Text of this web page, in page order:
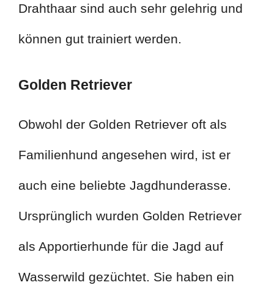
Drahthaar sind auch sehr gelehrig und
können gut trainiert werden.
Golden Retriever
Obwohl der Golden Retriever oft als
Familienhund angesehen wird, ist er
auch eine beliebte Jagdhunderasse.
Ursprünglich wurden Golden Retriever
als Apportierhunde für die Jagd auf
Wasserwild gezüchtet. Sie haben ein